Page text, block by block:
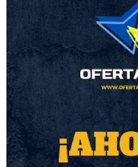
Calificación
Luschinin
2 ventas
Ver todas